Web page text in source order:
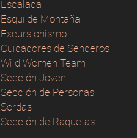
Escalada
Esquí de Montaña
Excursionismo
Cuidadores de Senderos
Wild Women Team
Sección Joven
Sección de Personas
Sordas
Sección de Raquetas